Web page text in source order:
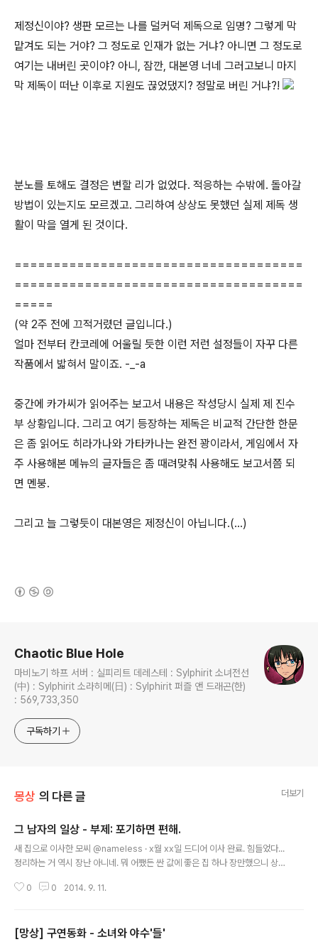
제정신이야? 생판 모르는 나를 덜커덕 제독으로 임명? 그렇게 막
맡겨도 되는 거야? 그 정도로 인재가 없는 거냐? 아니면 그 정도로
여기는 내버린 곳이야? 아니, 잠깐, 대본영 너네 그러고보니 마지
막 제독이 떠난 이후로 지원도 끊었댔지? 정말로 버린 거냐?!
분노를 토해도 결정은 변할 리가 없었다. 적응하는 수밖에. 돌아갈
방법이 있는지도 모르겠고. 그리하여 상상도 못했던 실제 제독 생
활이 막을 열게 된 것이다.
=====================================
=====================================
=====
(약 2주 전에 끄적거렸던 글입니다.)
얼마 전부터 칸코레에 어울릴 듯한 이런 저런 설정들이 자꾸 다른
작품에서 밟혀서 말이죠. -_-a
중간에 카가씨가 읽어주는 보고서 내용은 작성당시 실제 제 진수
부 상황입니다. 그리고 여기 등장하는 제독은 비교적 간단한 한문
은 좀 읽어도 히라가나와 가타카나는 완전 꽝이라서, 게임에서 자
주 사용해본 메뉴의 글자들은 좀 때려맞춰 사용해도 보고서쯤 되
면 멘붕.
그리고 늘 그렇듯이 대본영은 제정신이 아닙니다.(...)
Chaotic Blue Hole
마비노기 하프 서버 : 실피리트 데레스테 : Sylphirit 소녀전선
(中) : Sylphirit 소라히메(日) : Sylphirit 퍼즐 앤 드래곤(한)
: 569,733,350
구독하기
몽상 의 다른 글 더보기
그 남자의 일상 - 부제: 포기하면 편해.
새 집으로 이사한 모씨 @nameless · x월 xx일 드디어 이사 완료. 힘들었다...
정리하는 거 역시 장난 아니네. 뭐 어쨌든 싼 값에 좋은 집 하나 장만했으니 상관
ss · x월 xx일 출근하는데 버스정류장 가는 길에 어제까지 없던 이상한 패인 자
일 요즘 간밤에 뭔가 이상한 소리나 경험을 하고 나면 꼭 다음날 아침에 무언가
0 0 2014. 9. 11.
[망상] 구연동화 - 소녀와 야수'들'